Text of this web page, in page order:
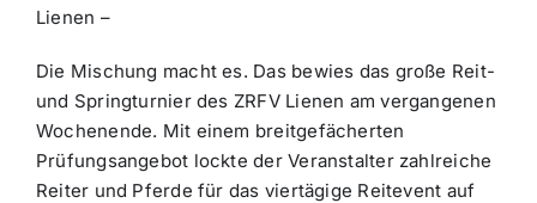
Lienen –
Die Mischung macht es. Das bewies das große Reit-
und Springturnier des ZRFV Lienen am vergangenen
Wochenende. Mit einem breitgefächerten
Prüfungsangebot lockte der Veranstalter zahlreiche
Reiter und Pferde für das viertägige Reitevent auf